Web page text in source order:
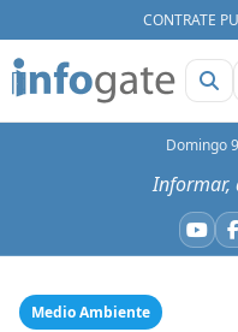
CONTRATE
Domingo
Informar,
Medio Ambiente